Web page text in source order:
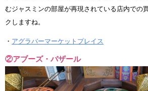
むジャスミンの部屋が再現されている店内での
クしますね。
・ アグラバーマーケットプレイス
②アブーズ・バザール